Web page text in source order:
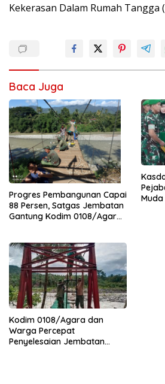
Kekerasan Dalam Rumah Tangga
Baca Juga
Progres Pembangunan Capai
88 Persen, Satgas Jembatan
Gantung Kodim 0108/Agara
Muda
Kodim 0108/Agara dan
Warga Percepat
Penyelesaian Jembatan